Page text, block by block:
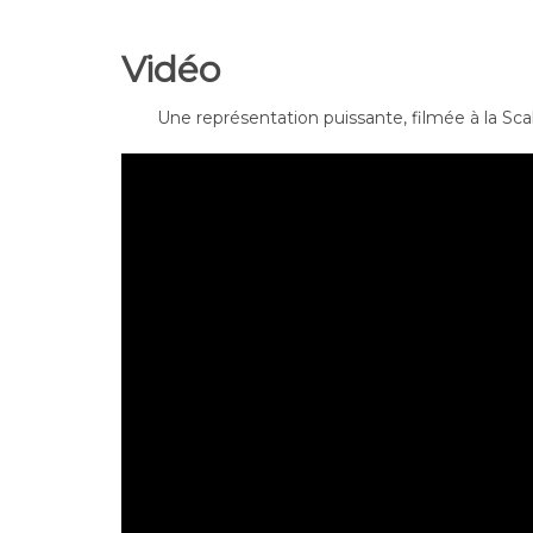
Vidéo
Une représentation puissante, filmée à la